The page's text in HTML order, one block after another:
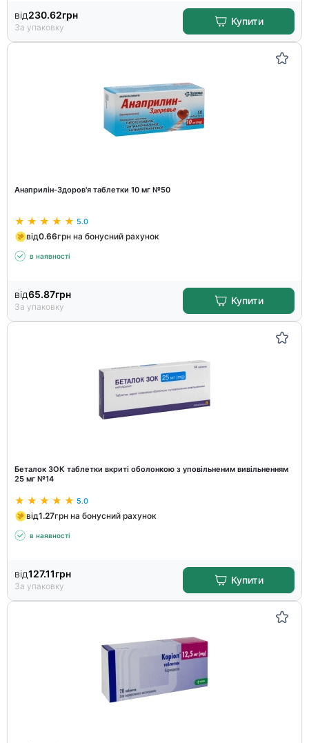
від230.62грн
За упаковку
Купити
Анаприлін-Здоров'я таблетки 10 мг №50
5.0
від0.66грн на бонусний рахунок
в наявності
від65.87грн
За упаковку
Купити
Беталок ЗОК таблетки вкриті оболонкою з уповільненим вивільненням
25 мг №14
5.0
від1.27грн на бонусний рахунок
в наявності
від127.11грн
За упаковку
Купити